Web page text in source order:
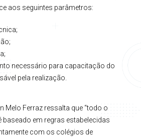
aos seguintes parâmetros:
necessário para capacitação do
pela realização.
Melo Ferraz ressalta que “todo o
baseado em regras estabelecidas
com os colégios de